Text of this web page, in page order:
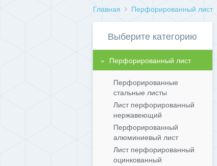
Главная Перфорированный лист
Выберите категорию
Перфорированный лист
Перфорированные
стальные листы
Лист перфорированный
нержавеющий
Перфорированный
алюминиевый лист
Лист перфорированный
оцинкованный